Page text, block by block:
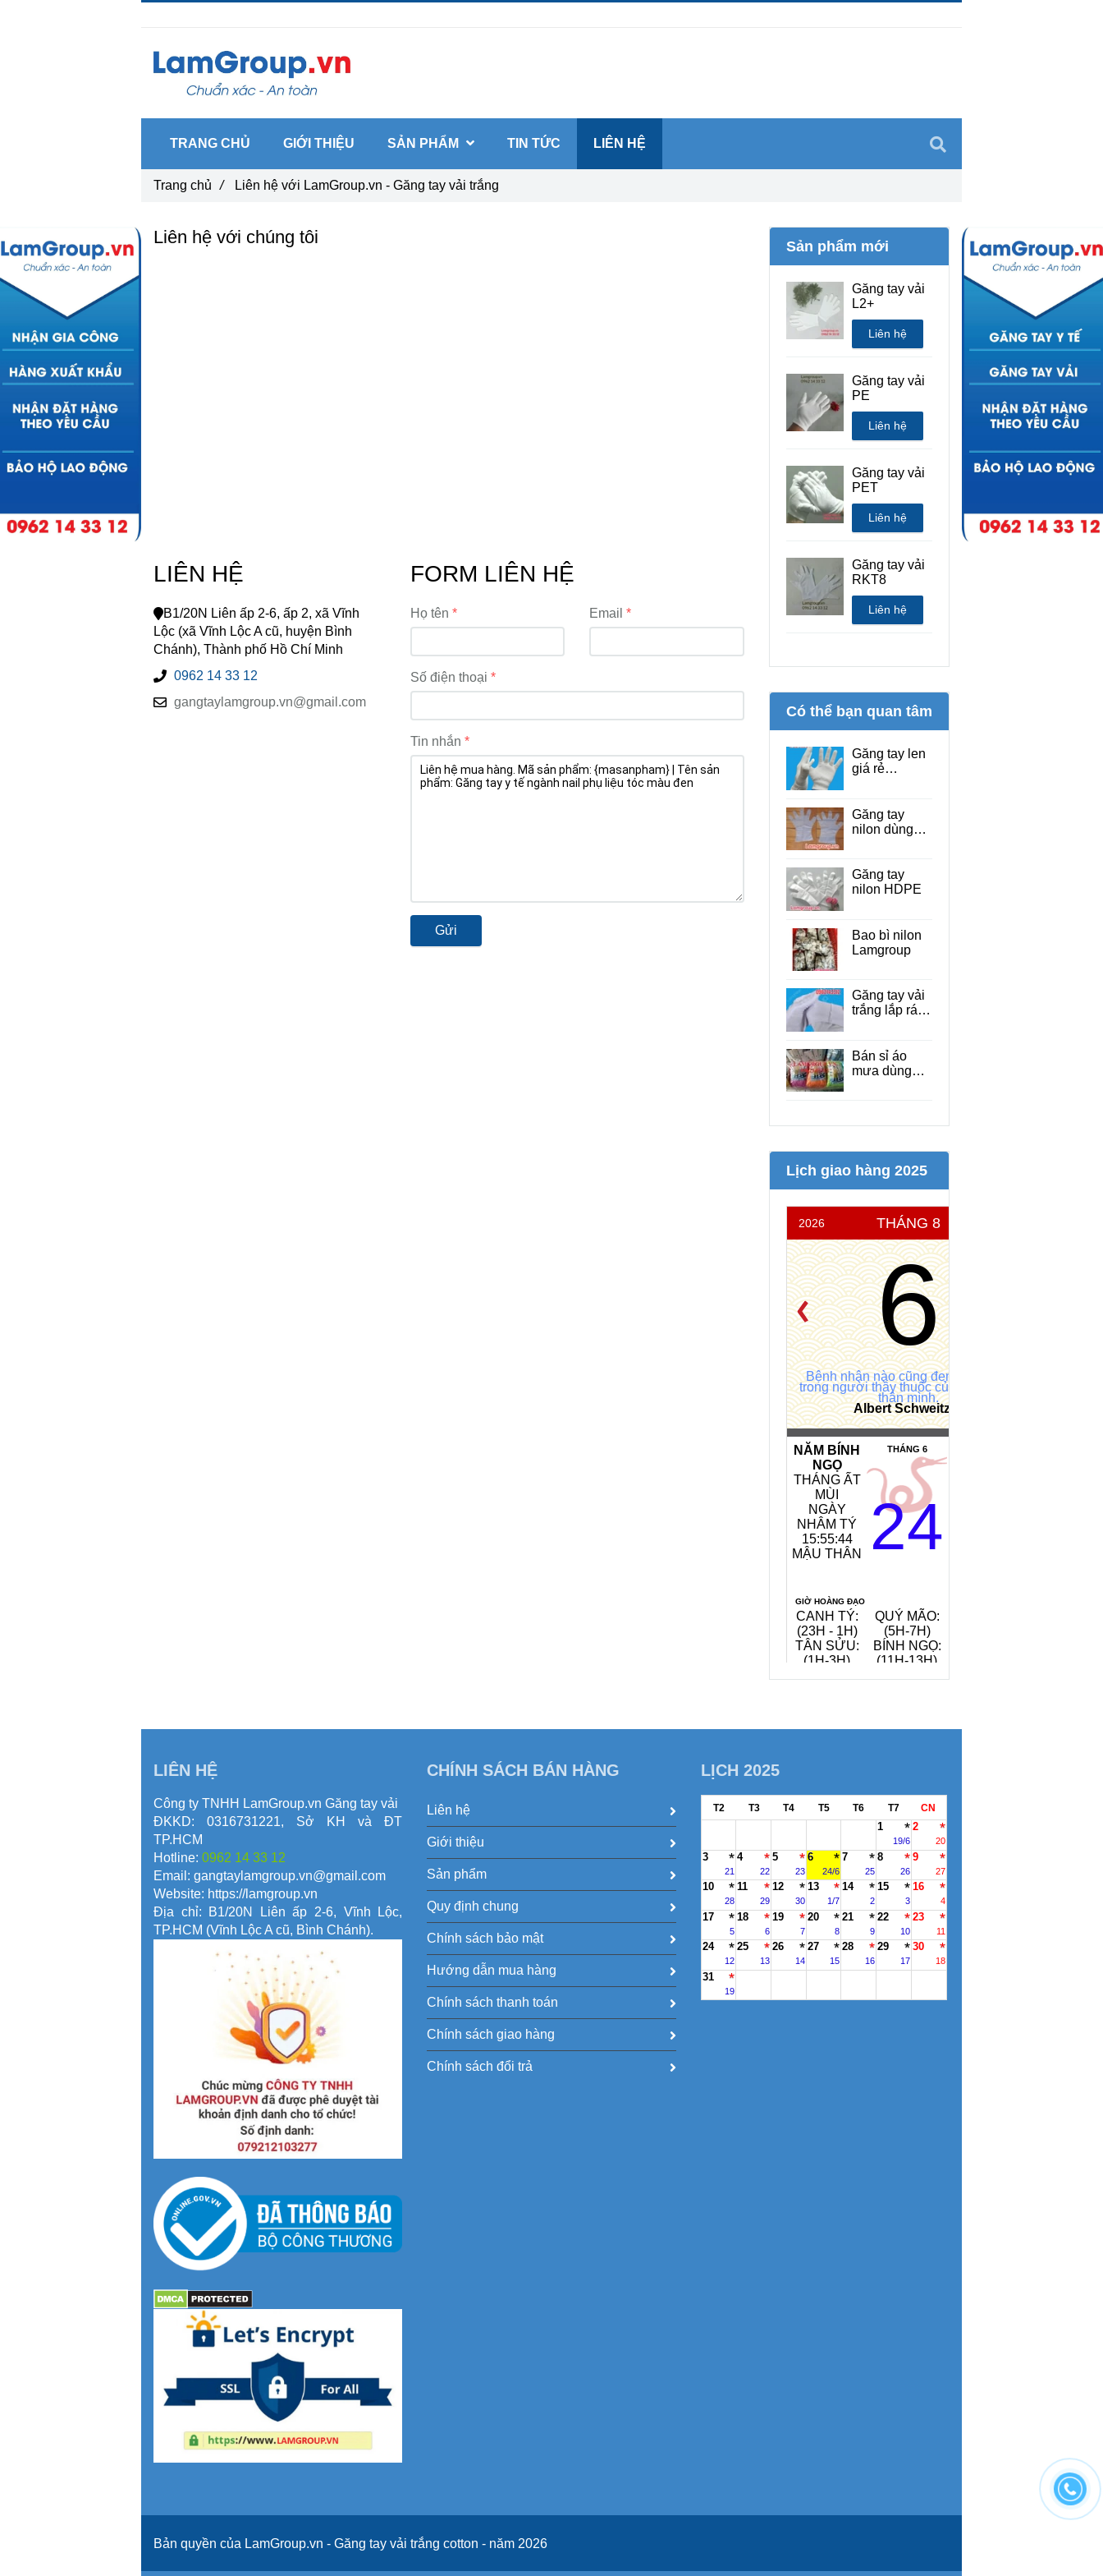
Liên hệ với chúng tôi
LIÊN HỆ
B1/20N Liên ấp 2-6, ấp 2, xã Vĩnh
Lộc (xã Vĩnh Lộc A cũ, huyện Bình
Chánh), Thành phố Hồ Chí Minh
0962 14 33 12
gangtaylamgroup.vn@gmail.com
FORM LIÊN HỆ
Họ tên Email
Số điện thoại
Tin nhắn
Gửi
Sản phẩm mới
Găng tay vải
L2+
Liên hệ
Găng tay vải
PE
Liên hệ
Găng tay vải
PET
Liên hệ
Găng tay vải
RKT8
Liên hệ
Có thể bạn quan tâm
Găng tay len
giá rẻ
Găng tay
nilon dùng
Găng tay
nilon HDPE
Bao bì nilon
Lamgroup
Găng tay vải
trắng lắp ráp
Bán sỉ áo
mưa dùng
Lịch giao hàng 2025
2026 THÁNG 8
6
Bệnh nhân nào cũng đem theo bên
trong người thầy thuốc của chính bản
thân mình.
Albert Schweitzer
NĂM BÍNH
NGỌ
THÁNG ẤT
MÙI
NGÀY
NHÂM TÝ
15:55:45
MẬU THÂN
THÁNG 6
24
GIỜ HOÀNG ĐẠO
CANH TÝ:
(23H - 1H)
TÂN SỬU:
(1H-3H)
QUÝ MÃO:
(5H-7H)
BÍNH NGỌ:
(11H-13H)
Trang chủ / Liên hệ với LamGroup.vn - Găng tay vải trắng
TRANG CHỦ GIỚI THIỆU SẢN PHẨM TIN TỨC LIÊN HỆ
LIÊN HỆ
Công ty TNHH LamGroup.vn Găng tay vải
ĐKKD: 0316731221, Sở KH và ĐT
TP.HCM
Hotline: 0962 14 33 12
Email: gangtaylamgroup.vn@gmail.com
Website: https://lamgroup.vn
Địa chỉ: B1/20N Liên ấp 2-6, Vĩnh Lộc,
TP.HCM (Vĩnh Lộc A cũ, Bình Chánh).
CHÍNH SÁCH BÁN HÀNG
Liên hệ
Giới thiệu
Sản phẩm
Quy định chung
Chính sách bảo mật
Hướng dẫn mua hàng
Chính sách thanh toán
Chính sách giao hàng
Chính sách đổi trả
LỊCH 2025
T2 T3 T4 T5 T6 T7 CN
1
19/6
2
20
3
21
4
22
5
23
6
24/6
7
25
8
26
9
27
10
28
11
29
12
30
13
1/7
14
2
15
3
16
4
17
5
18
6
19
7
20
8
21
9
22
10
23
11
24
12
25
13
26
14
27
15
28
16
29
17
30
18
31
19
Bản quyền của LamGroup.vn - Găng tay vải trắng cotton - năm 2026